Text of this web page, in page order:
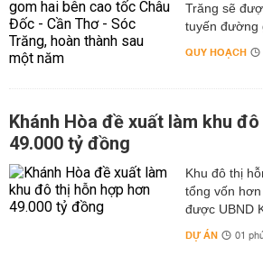
Trăng sẽ
tuyến đường
QUY HOẠCH
Khánh Hòa đề xuất làm khu
49.000 tỷ đồng
Khu đô thị
tổng vốn
được UBND
DỰ ÁN 01